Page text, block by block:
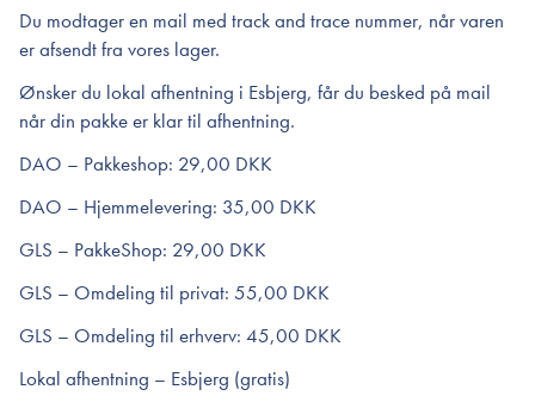
Du modtager en mail med track and trace nummer, når varen
er afsendt fra vores lager.
Ønsker du lokal afhentning i Esbjerg, får du besked på mail
når din pakke er klar til afhentning.
DAO – Pakkeshop: 29,00 DKK
DAO – Hjemmelevering: 35,00 DKK
GLS – PakkeShop: 29,00 DKK
GLS – Omdeling til privat: 55,00 DKK
GLS – Omdeling til erhverv: 45,00 DKK
Lokal afhentning – Esbjerg (gratis)